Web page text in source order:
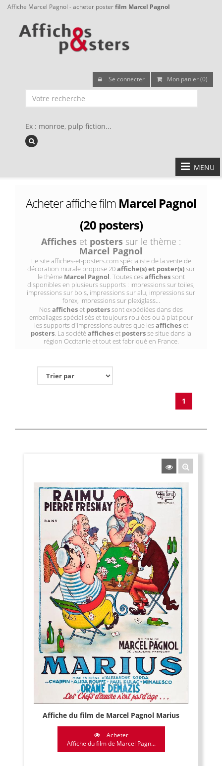
Affiche Marcel Pagnol - acheter posterfilm Marcel Pagnol
Se connecter Mon panier (0)
Ex : monroe, pulp fiction...
MENU
Acheter affiche film Marcel Pagnol
(20 posters)
Affiches et posters sur le thème :
Marcel Pagnol
Le site affiches-et-posters.com spécialiste de la vente de
décoration murale propose 20affiche(s) et poster(s)sur
le thème Marcel Pagnol. Toutes cesaffichessont
disponibles en plusieurs supports : impressions sur toiles,
impressions sur bois, impressions sur alu, impressions sur
forex, impressions sur plexiglass...
Nosafficheset posterssont expédiées dans des
emballages spécialisés et toujours roulées ou à plat pour
les supports d'impressions autres que lesafficheset
posters. La sociétéafficheset postersse situe dans la
région Occitanie et tout est fabriqué en France.
1
Affiche du film de Marcel Pagnol Marius
Acheter
Affiche du film de Marcel Pagn...